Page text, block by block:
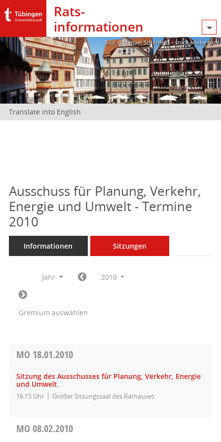
Rats­
informationen
Bild: @Manuel Schönfeld – stock.adobe.com
Translate into English
Ausschuss für Planung, Verkehr,
Energie und Umwelt - Termine
2010
Informationen Sitzungen
Jahr 2010
Gremium auswählen
MO 18.01.2010
Sitzung des Ausschusses für Planung, Verkehr, Energie
und Umwelt
16:15 Uhr Großer Sitzungssaal des Rathauses
MO 08.02.2010